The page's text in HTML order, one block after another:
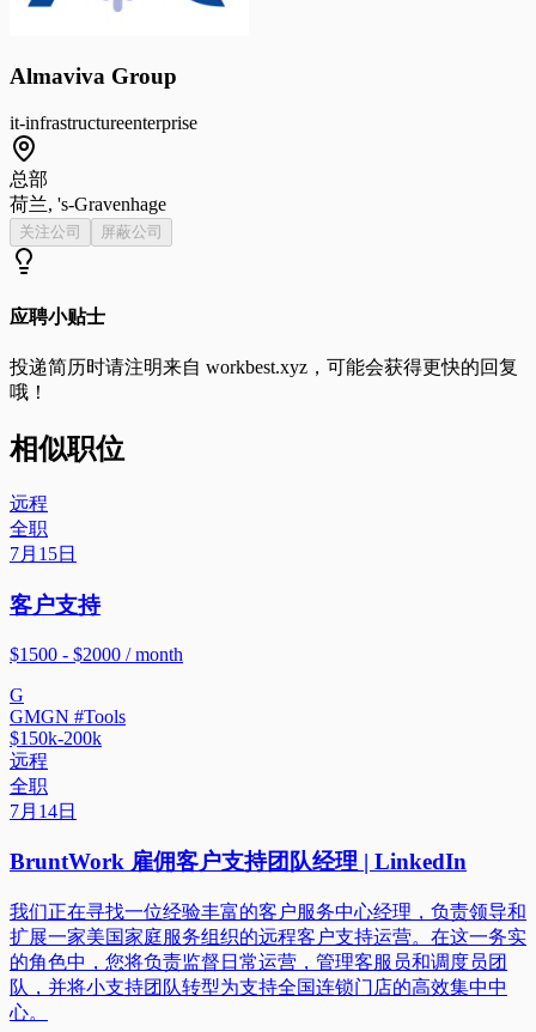
Almaviva Group
it-infrastructureenterprise
总部
荷兰, 's-Gravenhage
关注公司 屏蔽公司
应聘小贴士
投递简历时请注明来自 workbest.xyz ，可能会获得更快的回复
哦！
相似职位
远程
全职
7月15日
客户支持
$1500 - $2000 / month
G
GMGN #Tools
$150k-200k
远程
全职
7月14日
BruntWork 雇佣客户支持团队经理 | LinkedIn
我们正在寻找一位经验丰富的客户服务中心经理，负责领导和
扩展一家美国家庭服务组织的远程客户支持运营。在这一务实
的角色中，您将负责监督日常运营，管理客服员和调度员团
队，并将小支持团队转型为支持全国连锁门店的高效集中中
心。